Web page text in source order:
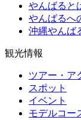
やんばると
やんばるへ
沖縄やんば
観光情報
ツアー・ア
スポット
イベント
モデルコー